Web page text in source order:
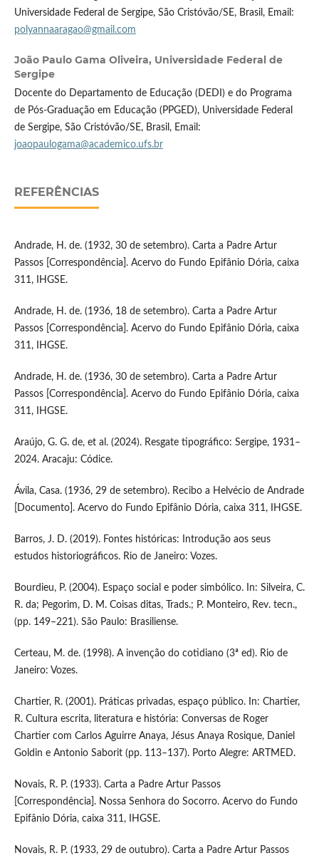
Universidade Federal de Sergipe, São Cristóvão/SE, Brasil, Email:
polyannaaragao@gmail.com
João Paulo Gama Oliveira, Universidade Federal de
Sergipe
Docente do Departamento de Educação (DEDI) e do Programa
de Pós-Graduação em Educação (PPGED), Universidade Federal
de Sergipe, São Cristóvão/SE, Brasil, Email:
joaopaulogama@academico.ufs.br
REFERÊNCIAS
Andrade, H. de. (1932, 30 de setembro). Carta a Padre Artur
Passos [Correspondência]. Acervo do Fundo Epifânio Dória, caixa
311, IHGSE.
Andrade, H. de. (1936, 18 de setembro). Carta a Padre Artur
Passos [Correspondência]. Acervo do Fundo Epifânio Dória, caixa
311, IHGSE.
Andrade, H. de. (1936, 30 de setembro). Carta a Padre Artur
Passos [Correspondência]. Acervo do Fundo Epifânio Dória, caixa
311, IHGSE.
Araújo, G. G. de, et al. (2024). Resgate tipográfico: Sergipe, 1931–
2024. Aracaju: Códice.
Ávila, Casa. (1936, 29 de setembro). Recibo a Helvécio de Andrade
[Documento]. Acervo do Fundo Epifânio Dória, caixa 311, IHGSE.
Barros, J. D. (2019). Fontes históricas: Introdução aos seus
estudos historiográficos. Rio de Janeiro: Vozes.
Bourdieu, P. (2004). Espaço social e poder simbólico. In: Silveira, C.
R. da; Pegorim, D. M. Coisas ditas, Trads.; P. Monteiro, Rev. tecn.,
(pp. 149–221). São Paulo: Brasiliense.
Certeau, M. de. (1998). A invenção do cotidiano (3ª ed). Rio de
Janeiro: Vozes.
Chartier, R. (2001). Práticas privadas, espaço público. In: Chartier,
R. Cultura escrita, literatura e história: Conversas de Roger
Chartier com Carlos Aguirre Anaya, Jésus Anaya Rosique, Daniel
Goldin e Antonio Saborit (pp. 113–137). Porto Alegre: ARTMED.
Novais, R. P. (1933). Carta a Padre Artur Passos
[Correspondência]. Nossa Senhora do Socorro. Acervo do Fundo
Epifânio Dória, caixa 311, IHGSE.
Novais, R. P. (1933, 29 de outubro). Carta a Padre Artur Passos